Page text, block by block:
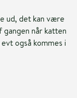
ud, det kan være
gangen når katten
også kommes i